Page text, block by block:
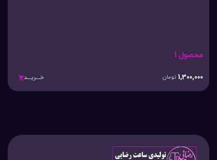
محصول 1
1,300,000 تومان خـــریـــد